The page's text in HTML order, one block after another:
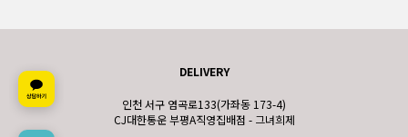
DELIVERY
인천 서구 염곡로133(가좌동 173-4)
CJ대한통운 부평A직영집배점 - 그녀희제